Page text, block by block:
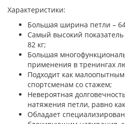
Характеристики:
Большая ширина петли –
Самый высокий
82 кг;
Большая
применения в тренингах
Подходит как малоопытным
спортсменам со стажем;
Невероятная
натяжения петли, равно
Обладает